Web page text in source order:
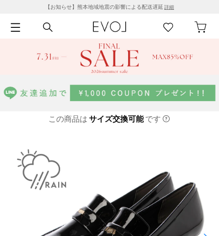
【お知らせ】熊本地域地震の影響による配送遅延 詳細
この商品は サイズ交換可能です